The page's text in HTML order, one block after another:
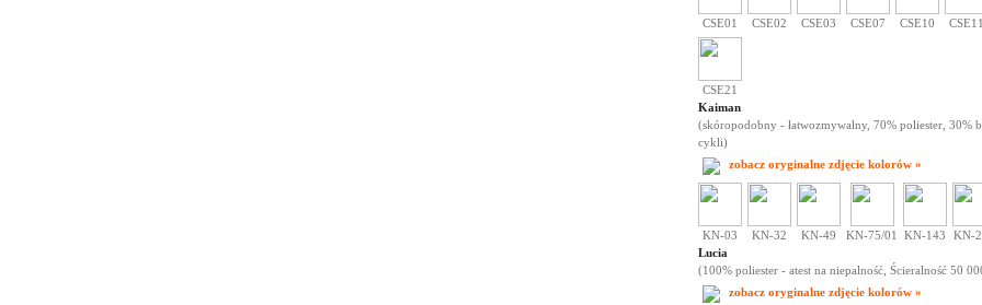
CSE01 CSE02 CSE03 CSE07 CSE10
CSE21
Kaiman
(skóropodobny - łatwozmywalny, 70% poliester, 30%
cykli)
zobacz oryginalne zdjęcie kolorów »
KN-03 KN-32 KN-49 KN-75/01 KN-143
KN-
Lucia
(100% poliester - atest na niepalność, Ścieralność 50
zobacz oryginalne zdjęcie kolorów »